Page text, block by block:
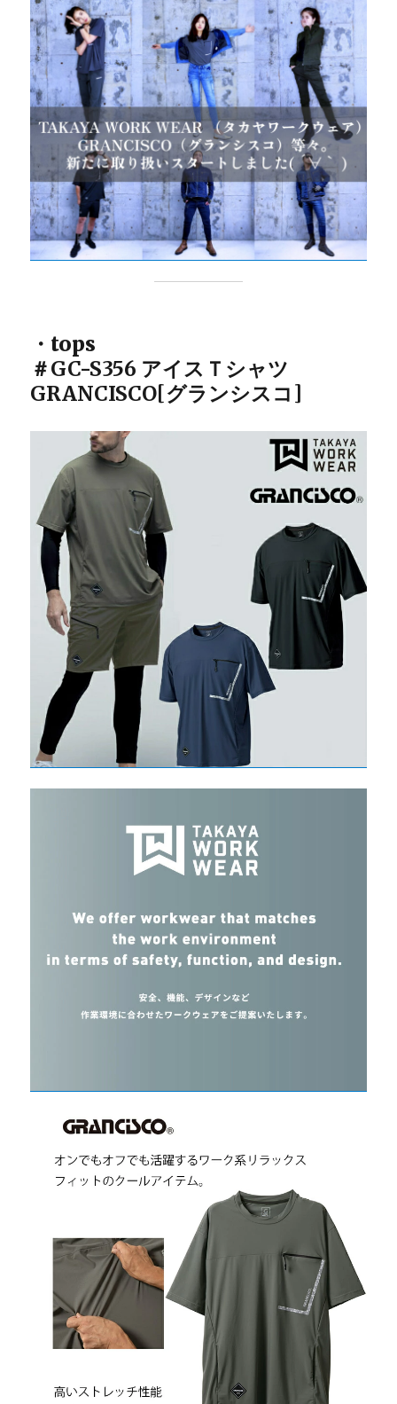
・tops
＃GC-S356 アイスＴシャツ
GRANCISCO[グランシスコ]